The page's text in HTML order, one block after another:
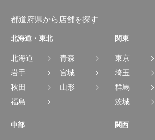
都道府県から店舗を探す
北海道・東北
北海道
青森
岩手
宮城
秋田
山形
福島
関東
東京
埼玉
群馬
茨城
中部 関西